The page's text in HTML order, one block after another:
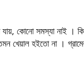
কোনো সমস্যা নাই ।
খেয়াল হইতো না ।